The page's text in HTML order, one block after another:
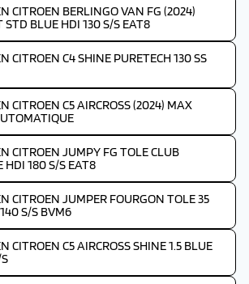
CITROEN BERLINGO VAN FG (2024)
STD BLUE HDI 130 S/S EAT8
CITROEN C4 SHINE PURETECH 130 SS
CITROEN C5 AIRCROSS (2024) MAX
CITROEN JUMPY FG TOLE CLUB
HDI 180 S/S EAT8
CITROEN JUMPER FOURGON TOLE 35
S/S BVM6
CITROEN C5 AIRCROSS SHINE 1.5 BLUE